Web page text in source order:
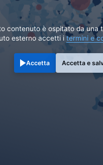
contenuto è ospitato da una
esterno accetti itermini e
Accetta Accetta e